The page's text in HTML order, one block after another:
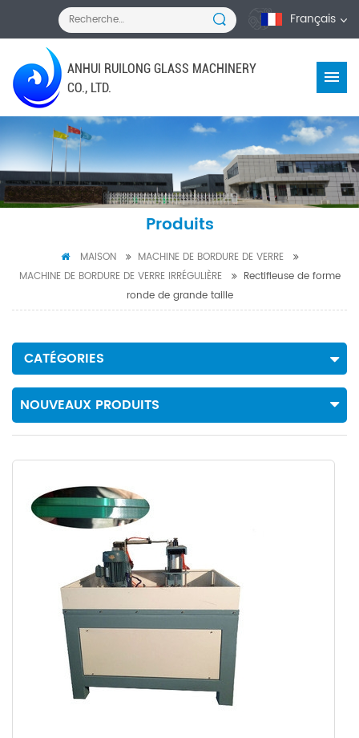
Français
ANHUI RUILONG GLASS MACHINERY
CO., LTD.
Produits
MAISON
MACHINE DE BORDURE DE VERRE
MACHINE DE BORDURE DE VERRE IRRÉGULIÈRE
Rectifieuse de forme
ronde de grande taille
CATÉGORIES
NOUVEAUX PRODUITS